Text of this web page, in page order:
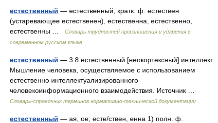
естественный — естественный, кратк. ф. естествен
(устаревающее естественен), естественна, естественно,
естественны …
Словарь трудностей произношения и ударения в
современном русском языке
естественный — 3.8 естественный [неокортексный] интеллект:
Мышление человека, осуществляемое с использованием
естественно интеллектуализированного
человекоинформационного взаимодействия. Источник …
Словарь-справочник терминов нормативно-технической документации
естественный — ая, ое; есте/ствен, енна 1) полн. ф.